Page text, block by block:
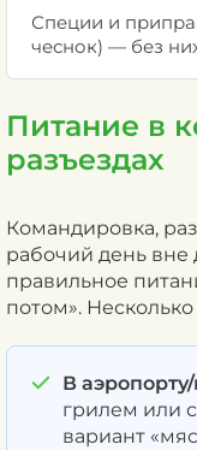
Специи и
чеснок) — без
Питание в
разъездах
Командировка,
рабочий день вне
правильное
потом».
В
грилем или
вариант